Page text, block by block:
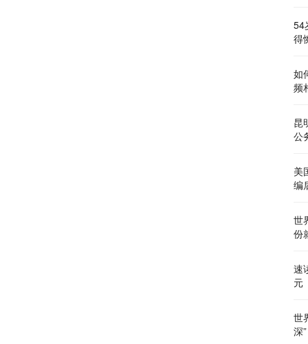
54
得
如
频
昆
公
美
编
世
份
速
元
世
深